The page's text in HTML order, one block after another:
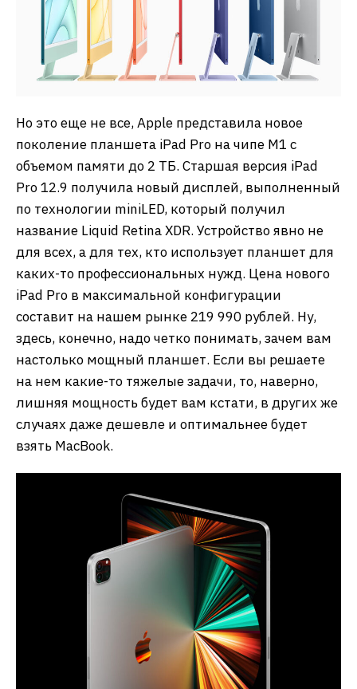
Но это еще не все, Apple представила новое
поколение планшета iPad Pro на чипе M1 с
объемом памяти до 2 ТБ. Старшая версия iPad
Pro 12.9 получила новый дисплей, выполненный
по технологии miniLED, который получил
название Liquid Retina XDR. Устройство явно не
для всех, а для тех, кто использует планшет для
каких-то профессиональных нужд. Цена нового
iPad Pro в максимальной конфигурации
составит на нашем рынке 219 990 рублей. Ну,
здесь, конечно, надо четко понимать, зачем вам
настолько мощный планшет. Если вы решаете
на нем какие-то тяжелые задачи, то, наверно,
лишняя мощность будет вам кстати, в других же
случаях даже дешевле и оптимальнее будет
взять MacBook.